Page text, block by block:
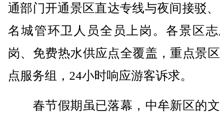
通部门开通景区直达专线与夜间接驳
名城管环卫人员全员上岗。各景区
岗、免费热水供应点全覆盖，重点景
点服务组，24小时响应游客诉求。
春节假期虽已落幕，中牟新区的